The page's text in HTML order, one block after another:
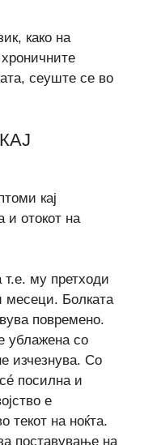
како на
сеуште се во
кај
и отокот на
т.е. му претходи
месеци. Болката
повремено.
ублажена со
изчезнува. Со
посилна и
е
текот на ноќта.
поставување на